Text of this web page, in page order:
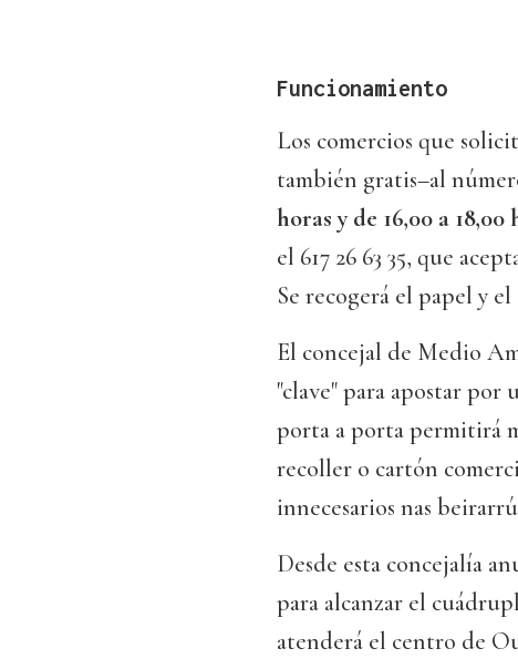
Funcionamiento
Los comercios que
también gratis–al
horas y de 16,00 a 18,00
el 617 26 63 35, que
Se recogerá el papel y
El concejal de Medio
"clave" para apostar por
porta a porta permitirá
recoller o cartón
innecesarios nas
Desde esta concejalía
para alcanzar el
atenderá el centro de